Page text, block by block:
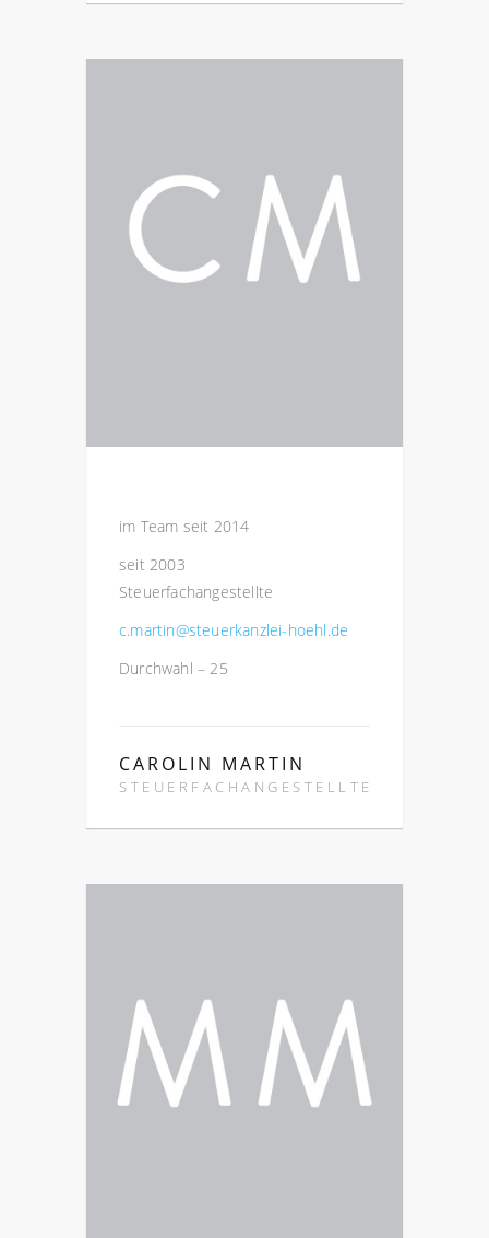
im Team seit 2014
seit 2003
Steuerfachangestellte
c.martin@steuerkanzlei-hoehl.de
Durchwahl – 25
CAROLIN MARTIN
STEUERFACHANGESTELLTE